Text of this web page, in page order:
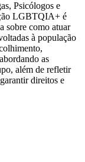
Psicólogos e
LGBTQIA+ é
sobre como atuar
à população
as
além de refletir
direitos e